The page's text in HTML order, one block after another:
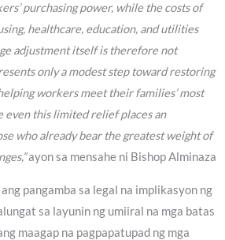
purchasing power, while the costs of
healthcare, education, and utilities
adjustment itself is therefore not
only a modest step toward restoring
workers meet their families’ most
even this limited relief places an
who already bear the greatest weight of
ayon sa mensahe ni Bishop Alminaza
pangamba sa legal na implikasyon ng
sa layunin ng umiiral na mga batas
maagap na pagpapatupad ng mga